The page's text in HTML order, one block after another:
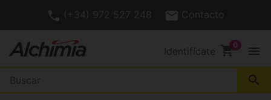
(+34) 972 527 248 Contacto
Identifícate shopping_cart menu
search